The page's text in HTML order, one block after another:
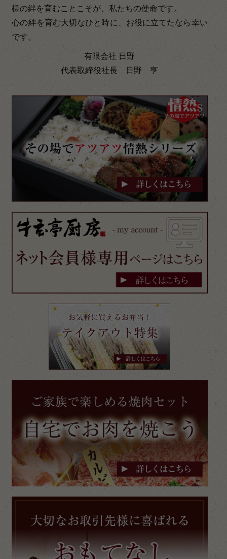
様の絆を育むことこそが、私たちの使命です。
心の絆を育む大切なひと時に、お役に立てたなら幸い
です。
有限会社 日野
代表取締役社長 日野 亨